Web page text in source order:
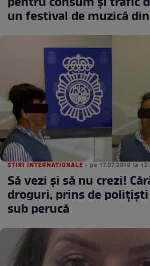
un festival de muzică
STIRI INTERNATIONALE • pe 17.07.2019 la
Să vezi şi să nu crezi!
droguri, prins de poliţişti
sub perucă